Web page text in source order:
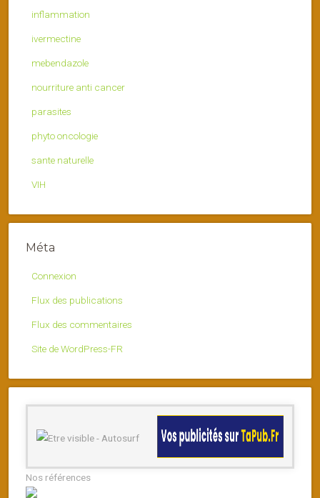
inflammation
ivermectine
mebendazole
nourriture anti cancer
parasites
phyto oncologie
sante naturelle
VIH
Méta
Connexion
Flux des publications
Flux des commentaires
Site de WordPress-FR
Nos références